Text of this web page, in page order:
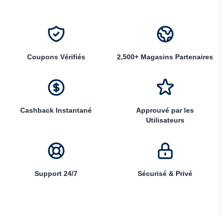
Coupons Vérifiés 2,500+ Magasins Partenaires
Cashback Instantané
Approuvé par les
Utilisateurs
Support 24/7 Sécurisé & Privé